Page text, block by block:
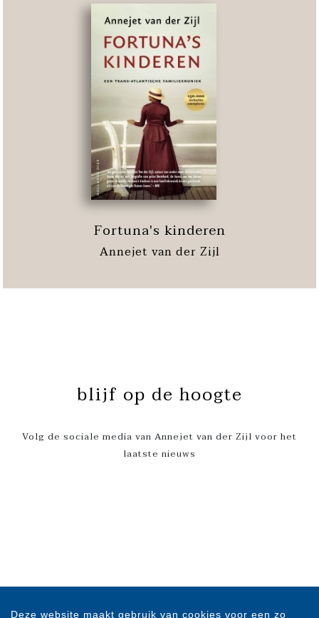
Fortuna's kinderen
Annejet van der Zijl
blijf op de hoogte
Volg de sociale media van Annejet van der Zijl voor het
laatste nieuws
Deze website maakt gebruik van cookies voor een zo